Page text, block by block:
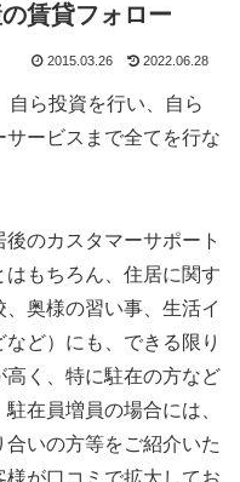
賃貸フォロー
2015.03.26 2022.06.28
自ら投資を行い、自ら
ービスまで全てを行な
のカスタマーサポート
もちろん、住居に関す
奥様の習い事、生活イ
ど）にも、できる限り
く、特に駐在の方など
在員増員の場合には、
いの方等をご紹介いた